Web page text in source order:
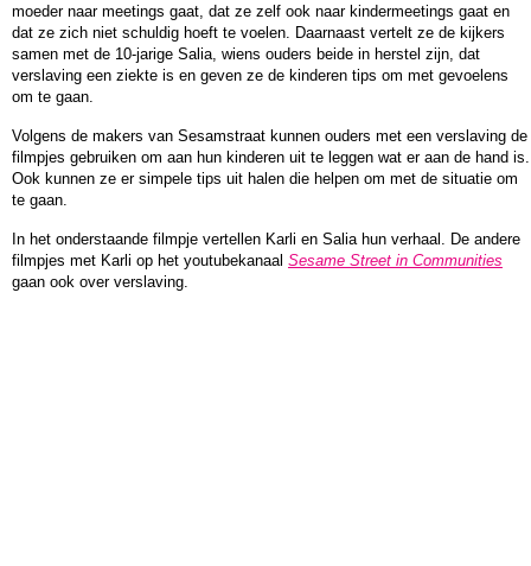
moeder naar meetings gaat, dat ze zelf ook naar kindermeetings gaat en
dat ze zich niet schuldig hoeft te voelen. Daarnaast vertelt ze de kijkers
samen met de 10-jarige Salia, wiens ouders beide in herstel zijn, dat
verslaving een ziekte is en geven ze de kinderen tips om met gevoelens
om te gaan.
Volgens de makers van Sesamstraat kunnen ouders met een verslaving de
filmpjes gebruiken om aan hun kinderen uit te leggen wat er aan de hand is.
Ook kunnen ze er simpele tips uit halen die helpen om met de situatie om
te gaan.
In het onderstaande filmpje vertellen Karli en Salia hun verhaal. De andere
filmpjes met Karli op het youtubekanaal Sesame Street in Communities
gaan ook over verslaving.